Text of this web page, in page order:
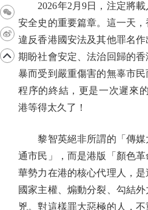
2026年2月9日，注定將載
安全史的重要篇章。這一天
違反香港國安法及其他罪名
期盼社會安定、法治回歸的
暴而受到嚴重傷害的無辜市
程序的終結，更是一次遲來
港等得太久了！
黎智英絕非所謂的「傳媒
通市民」，而是港版「顏色
華勢力在港的核心代理人，
國家主權、煽動分裂、勾結
兇。對這樣罪大惡極的人，